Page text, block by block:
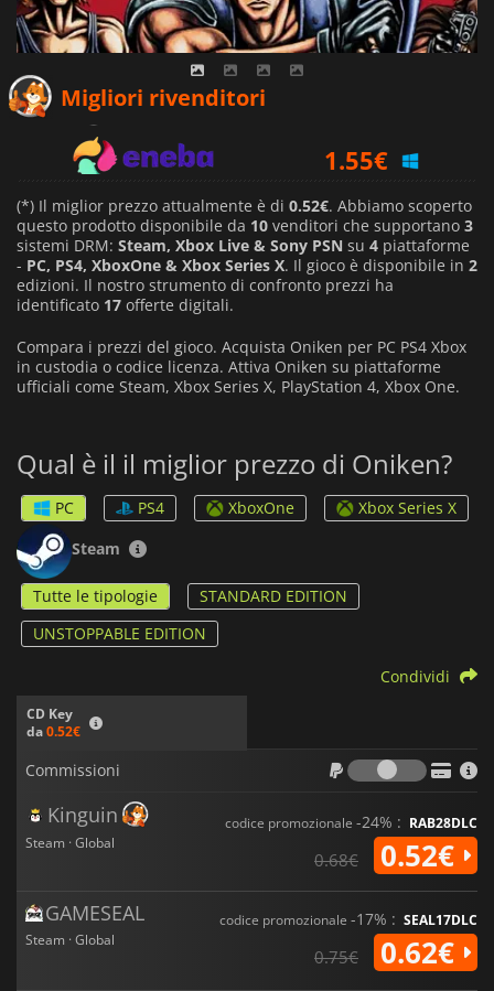
Migliori rivenditori
1.55€
0.62€
(*) Il miglior prezzo attualmente è di 0.52€. Abbiamo scoperto
questo prodotto disponibile da 10 venditori che supportano 3
sistemi DRM: Steam, Xbox Live & Sony PSN su 4 piattaforme
- PC, PS4, XboxOne & Xbox Series X. Il gioco è disponibile in 2
edizioni. Il nostro strumento di confronto prezzi ha
identificato 17 offerte digitali.
Compara i prezzi del gioco. Acquista Oniken per PC PS4 Xbox
in custodia o codice licenza. Attiva Oniken su piattaforme
ufficiali come Steam, Xbox Series X, PlayStation 4, Xbox One.
Qual è il il miglior prezzo di Oniken?
PC PS4 XboxOne
Xbox Series X
Steam
Tutte le tipologie
STANDARD EDITION
UNSTOPPABLE EDITION
CD Key
da0.52€
Condividi
Commissioni
Kinguin
Steam · Global
codice promozionale -24% : RAB28DLC
0.68€ 0.52€
GAMESEAL
Steam · Global
codice promozionale -17% : SEAL17DLC
0.75€ 0.62€